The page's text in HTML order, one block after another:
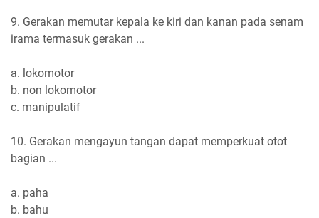
9. Gerakan memutar kepala ke kiri dan kanan pada senam
irama termasuk gerakan ...
a. lokomotor
b. non lokomotor
c. manipulatif
10. Gerakan mengayun tangan dapat memperkuat otot
bagian ...
a. paha
b. bahu